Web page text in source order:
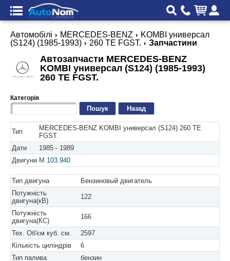
Автомобілі MERCEDES-BENZ
KOMBI универсал
(S124) (1985-1993)
260 TE FGST. Запчастини
Автозапчасти MERCEDES-BENZ
KOMBI универсал (S124) (1985-1993)
260 TE FGST.
Категорія
Назад
Тип
MERCEDES-BENZ KOMBI универсал (S124) 260 TE
FGST.
Дати
1985 - 1989
Двигуни M 103.940
Тип двигуна
Бензиновый двигатель
Потужність
двигуна(кВ)
122
Потужність
двигуна(КС)
166
Тех. Об'єм куб. см.
2597
Кількість циліндрів
6
Тип палива
бензин